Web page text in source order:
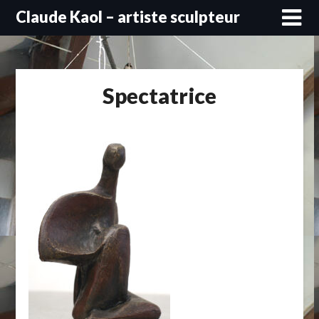
Skip
content
Claude Kaol – artiste sculpteur
Spectatrice